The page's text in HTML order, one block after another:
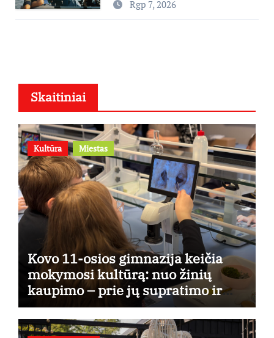
„Nugalėtoja“: Lietuvos kino
teatruose – nuo rugpjūčio 7-
Rgp 7, 2026
Skaitiniai
Kultūra Miestas
Kovo 11-osios gimnazija keičia
mokymosi kultūrą: nuo žinių
kaupimo – prie jų supratimo ir
taikymo